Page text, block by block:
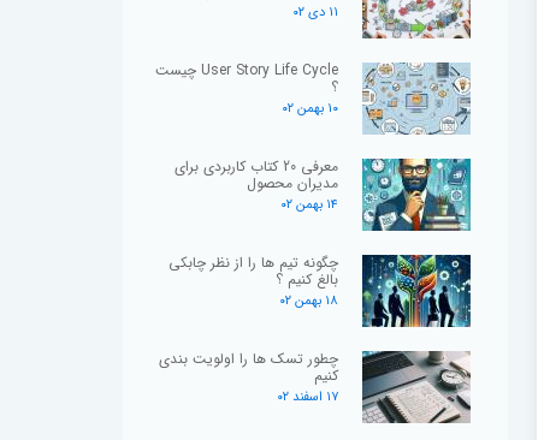
۱۱ دی ۰۲
User Story Life Cycle چیست
؟
۱۰ بهمن ۰۲
معرفی 20 کتاب کاربردی برای
مدیران محصول
۱۴ بهمن ۰۲
چگونه تیم ها را از نظر چابکی
بالغ کنیم ؟
۱۸ بهمن ۰۲
چطور تسک ها را اولویت بندی
کنیم
۱۷ اسفند ۰۲